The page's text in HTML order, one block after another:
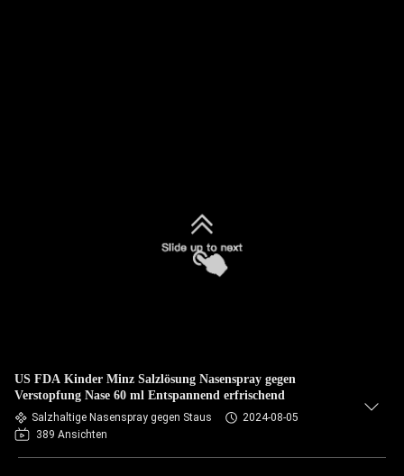
US FDA Kinder Minz Salzlösung Nasenspray gegen
Verstopfung Nase 60 ml Entspannend erfrischend
Salzhaltige Nasenspray gegen Staus
2024-08-05
389 Ansichten